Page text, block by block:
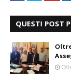
QUESTI POST